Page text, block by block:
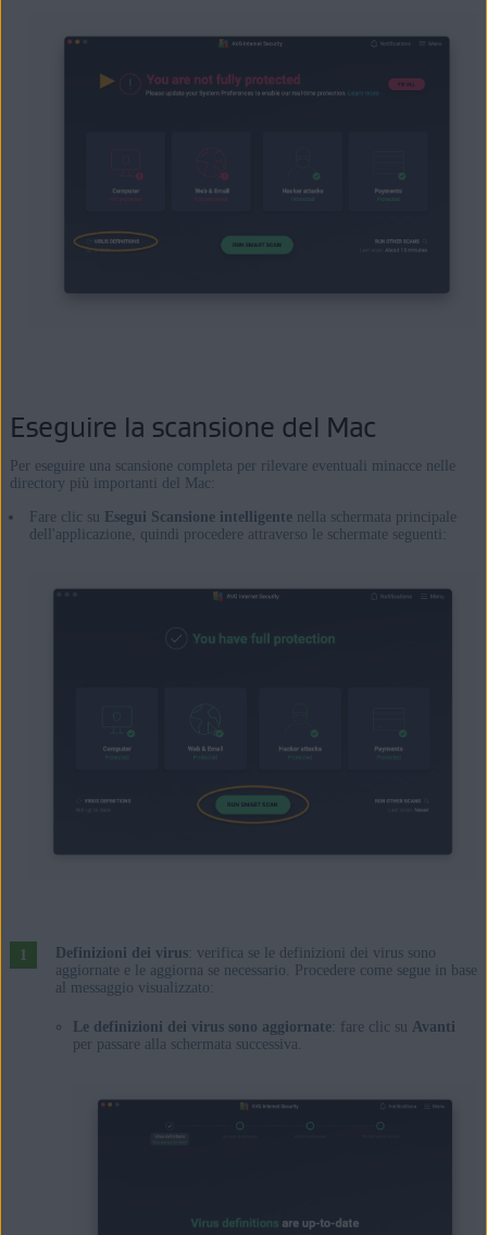
Eseguire la scansione del Mac
Per eseguire una scansione completa per rilevare eventuali minacce nelle
directory più importanti del Mac:
Fare clic su Esegui Scansione intelligentenella schermata principale
dell'applicazione, quindi procedere attraverso le schermate seguenti:
Definizioni dei virus: verifica se le definizioni dei virus sono
aggiornate e le aggiorna se necessario. Procedere come segue in base
al messaggio visualizzato:
Le definizioni dei virus sono aggiornate: fare clic su Avanti
per passare alla schermata successiva.